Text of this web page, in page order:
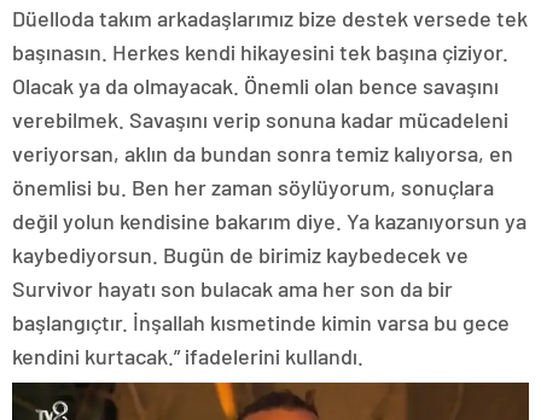
Düelloda takım arkadaşlarımız bize destek versede tek
başınasın. Herkes kendi hikayesini tek başına çiziyor.
Olacak ya da olmayacak. Önemli olan bence savaşını
verebilmek. Savaşını verip sonuna kadar mücadeleni
veriyorsan, aklın da bundan sonra temiz kalıyorsa, en
önemlisi bu. Ben her zaman söylüyorum, sonuçlara
değil yolun kendisine bakarım diye. Ya kazanıyorsun ya
kaybediyorsun. Bugün de birimiz kaybedecek ve
Survivor hayatı son bulacak ama her son da bir
başlangıçtır. İnşallah kısmetinde kimin varsa bu gece
kendini kurtacak.” ifadelerini kullandı.